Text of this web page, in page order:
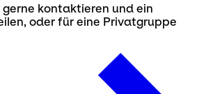
kontaktieren und ein
oder für eine Privatgruppe